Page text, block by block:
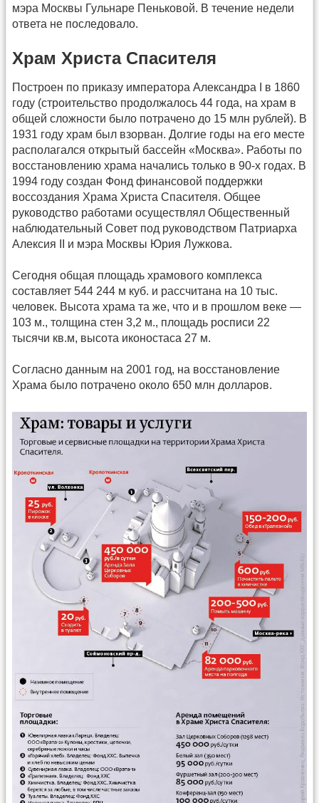
мэра Москвы Гульнаре Пеньковой. В течение недели
ответа не последовало.
Храм Христа Спасителя
Построен по приказу императора Александра I в 1860
году (строительство продолжалось 44 года, на храм в
общей сложности было потрачено до 15 млн рублей). В
1931 году храм был взорван. Долгие годы на его месте
располагался открытый бассейн «Москва». Работы по
восстановлению храма начались только в 90-х годах. В
1994 году создан Фонд финансовой поддержки
воссоздания Храма Христа Спасителя. Общее
руководство работами осуществлял Общественный
наблюдательный Совет под руководством Патриарха
Алексия II и мэра Москвы Юрия Лужкова.
Сегодня общая площадь храмового комплекса
составляет 544 244 м куб. и рассчитана на 10 тыс.
человек. Высота храма та же, что и в прошлом веке —
103 м., толщина стен 3,2 м., площадь росписи 22
тысячи кв.м, высота иконостаса 27 м.
Согласно данным на 2001 год, на восстановление
Храма было потрачено около 650 млн долларов.